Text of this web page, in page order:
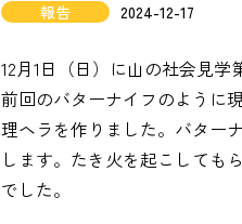
報告 2024-12-17
12月1日（日）に山の社会見学
前回のバターナイフのように
理ヘラを作りました。バター
します。たき火を起こしても
でした。